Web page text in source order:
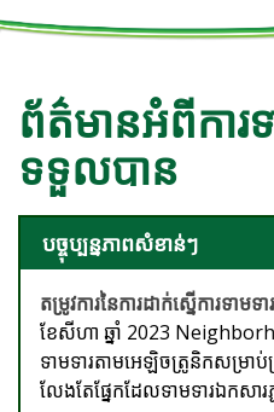
ព័ត៌មានអំពីការ
ទទួលបាន
បច្ចុប្បន្នភាពសំខាន់ៗ
តម្រូវការនៃការដាក់ស្នើការទាមទារ
ខែសីហា ឆ្នាំ 2023
ទាមទារតាមអេឡិចត្រូនិកសម្រាប់
លែងតែផ្នែកដែលទាមទារឯកសារ